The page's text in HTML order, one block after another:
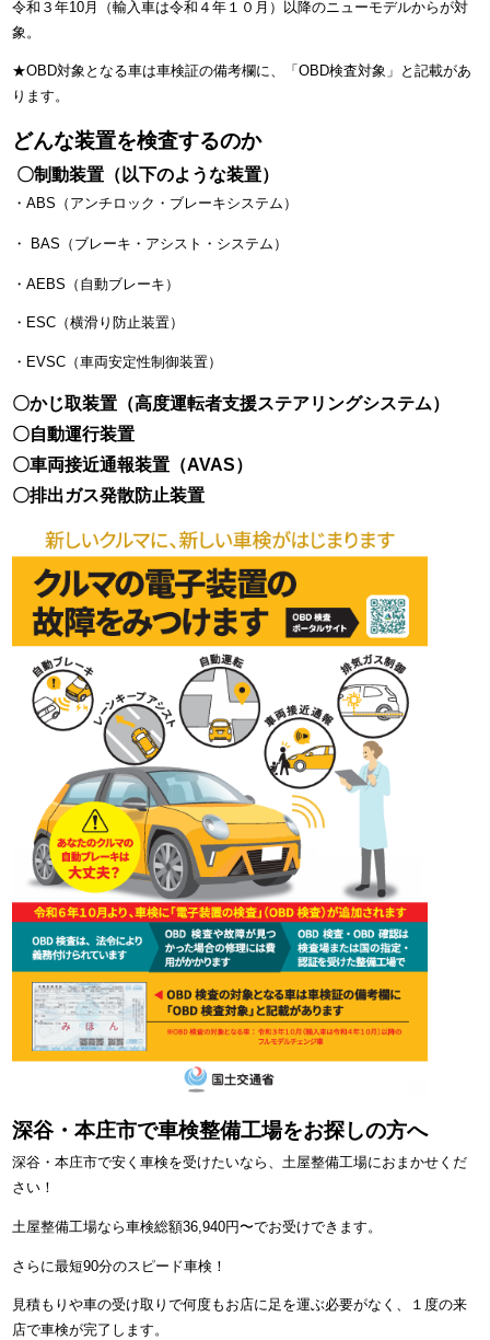
令和３年10月（輸入車は令和４年１０月）以降のニューモデルからが対
象。
★OBD対象となる車は車検証の備考欄に、「OBD検査対象」と記載があ
ります。
どんな装置を検査するのか
〇制動装置（以下のような装置）
・ABS（アンチロック・ブレーキシステム）
・ BAS（ブレーキ・アシスト・システム）
・AEBS（自動ブレーキ）
・ESC（横滑り防止装置）
・EVSC（車両安定性制御装置）
〇かじ取装置（高度運転者支援ステアリングシステム）
〇自動運行装置
〇車両接近通報装置（AVAS）
〇排出ガス発散防止装置
深谷・本庄市で車検整備工場をお探しの方へ
深谷・本庄市で安く車検を受けたいなら、土屋整備工場におまかせくだ
さい！
土屋整備工場なら車検総額36,940円〜でお受けできます。
さらに最短90分のスピード車検！
見積もりや車の受け取りで何度もお店に足を運ぶ必要がなく、１度の来
店で車検が完了します。